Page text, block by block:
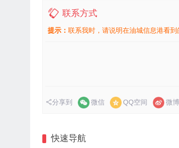
联系方式
提示： 联系我时，请说明在油城信息港看到
分享到 微信 QQ空间 微博
快速导航